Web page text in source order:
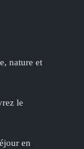
nature et
le
en